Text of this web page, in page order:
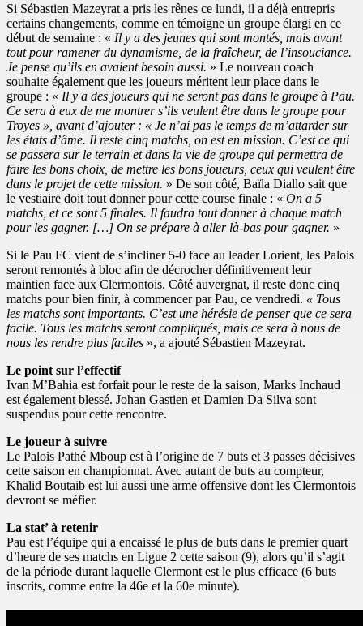
Si Sébastien Mazeyrat a pris les rênes ce lundi, il a déjà entrepris
certains changements, comme en témoigne un groupe élargi en ce
début de semaine : « Il y a des jeunes qui sont montés, mais avant
tout pour ramener du dynamisme, de la fraîcheur, de l’insouciance.
Je pense qu’ils en avaient besoin aussi. » Le nouveau coach
souhaite également que les joueurs méritent leur place dans le
groupe : « Il y a des joueurs qui ne seront pas dans le groupe à Pau.
Ce sera à eux de me montrer s’ils veulent être dans le groupe pour
Troyes », avant d’ajouter : « Je n’ai pas le temps de m’attarder sur
les états d’âme. Il reste cinq matchs, on est en mission. C’est ce qui
se passera sur le terrain et dans la vie de groupe qui permettra de
faire les bons choix, de mettre les bons joueurs, ceux qui veulent être
dans le projet de cette mission. » De son côté, Baïla Diallo sait que
le vestiaire doit tout donner pour cette course finale : « On a 5
matchs, et ce sont 5 finales. Il faudra tout donner à chaque match
pour les gagner. […] On se prépare à aller là-bas pour gagner. »
Si le Pau FC vient de s’incliner 5-0 face au leader Lorient, les Palois
seront remontés à bloc afin de décrocher définitivement leur
maintien face aux Clermontois. Côté auvergnat, il reste donc cinq
matchs pour bien finir, à commencer par Pau, ce vendredi. « Tous
les matchs sont importants. C’est une hérésie de penser que ce sera
facile. Tous les matchs seront compliqués, mais ce sera à nous de
nous les rendre plus faciles », a ajouté Sébastien Mazeyrat.
Le point sur l’effectif
Ivan M’Bahia est forfait pour le reste de la saison, Marks Inchaud
est également blessé. Johan Gastien et Damien Da Silva sont
suspendus pour cette rencontre.
Le joueur à suivre
Le Palois Pathé Mboup est à l’origine de 7 buts et 3 passes décisives
cette saison en championnat. Avec autant de buts au compteur,
Khalid Boutaib est lui aussi une arme offensive dont les Clermontois
devront se méfier.
La stat’ à retenir
Pau est l’équipe qui a encaissé le plus de buts dans le premier quart
d’heure de ses matchs en Ligue 2 cette saison (9), alors qu’il s’agit
de la période durant laquelle Clermont est le plus efficace (6 buts
inscrits, comme entre la 46e et la 60e minute).